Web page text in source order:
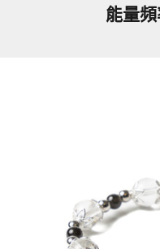
能量